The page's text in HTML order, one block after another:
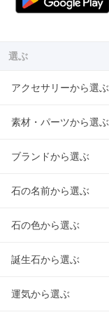
選ぶ
アクセサリーから選ぶ
素材・パーツから選ぶ
ブランドから選ぶ
石の名前から選ぶ
石の色から選ぶ
誕生石から選ぶ
運気から選ぶ